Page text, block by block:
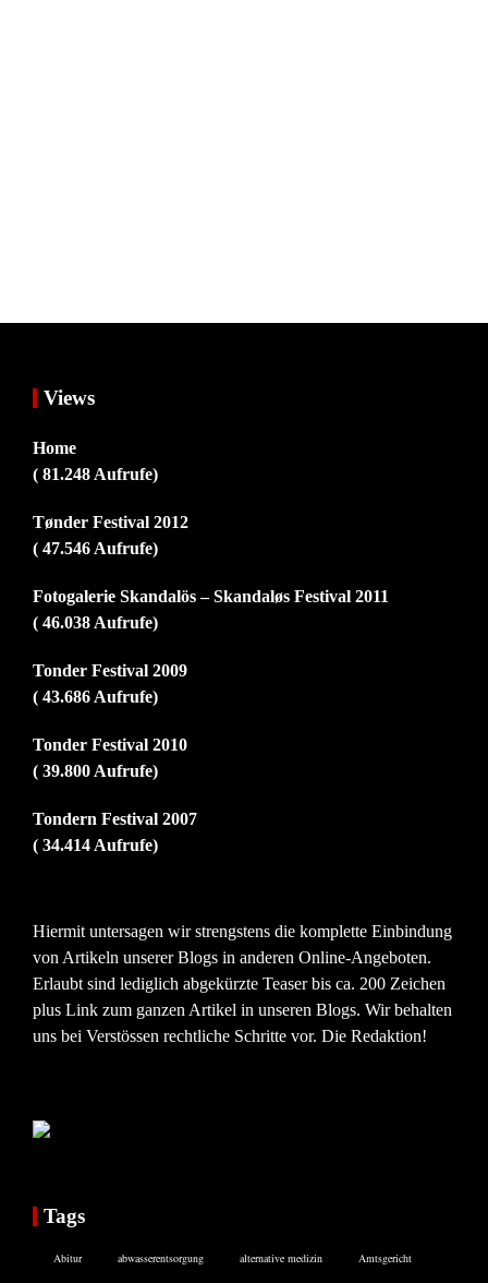
Views
Home
( 81.248 Aufrufe)
Tønder Festival 2012
( 47.546 Aufrufe)
Fotogalerie Skandalös – Skandaløs Festival 2011
( 46.038 Aufrufe)
Tonder Festival 2009
( 43.686 Aufrufe)
Tonder Festival 2010
( 39.800 Aufrufe)
Tondern Festival 2007
( 34.414 Aufrufe)
Hiermit untersagen wir strengstens die komplette Einbindung
von Artikeln unserer Blogs in anderen Online-Angeboten.
Erlaubt sind lediglich abgekürzte Teaser bis ca. 200 Zeichen
plus Link zum ganzen Artikel in unseren Blogs. Wir behalten
uns bei Verstössen rechtliche Schritte vor. Die Redaktion!
Tags
Abitur abwasserentsorgung alternative medizin Amtsgericht